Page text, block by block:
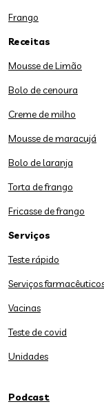
Frango
Receitas
Mousse de Limão
Bolo de cenoura
Creme de milho
Mousse de maracujá
Bolo de laranja
Torta de frango
Fricasse de frango
Serviços
Teste rápido
Serviços
Vacinas
Teste de covid
Unidades
Podcast